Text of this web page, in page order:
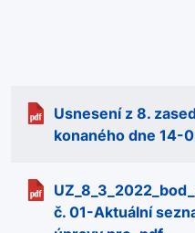
Usnesení z 8.
konaného dne 14-
č. 01-Aktuální